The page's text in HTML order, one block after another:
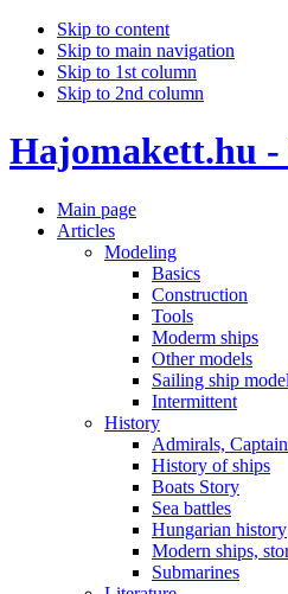
Skip to content
Skip to main navigation
Skip to 1st column
Skip to 2nd column
Hajomakett.hu
Main page
Articles
Modeling
Basics
Construction
Tools
Moderm ships
Other models
Sailing ship
Intermittent
History
Admirals,
History of ships
Boats Story
Sea battles
Hungarian history
Modern ships,
Submarines